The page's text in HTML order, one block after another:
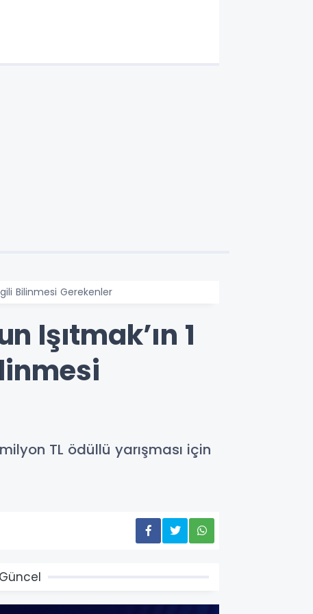
Bilinmesi Gerekenler
Işıtmak’ın 1
TL ödüllü yarışması için
Güncel